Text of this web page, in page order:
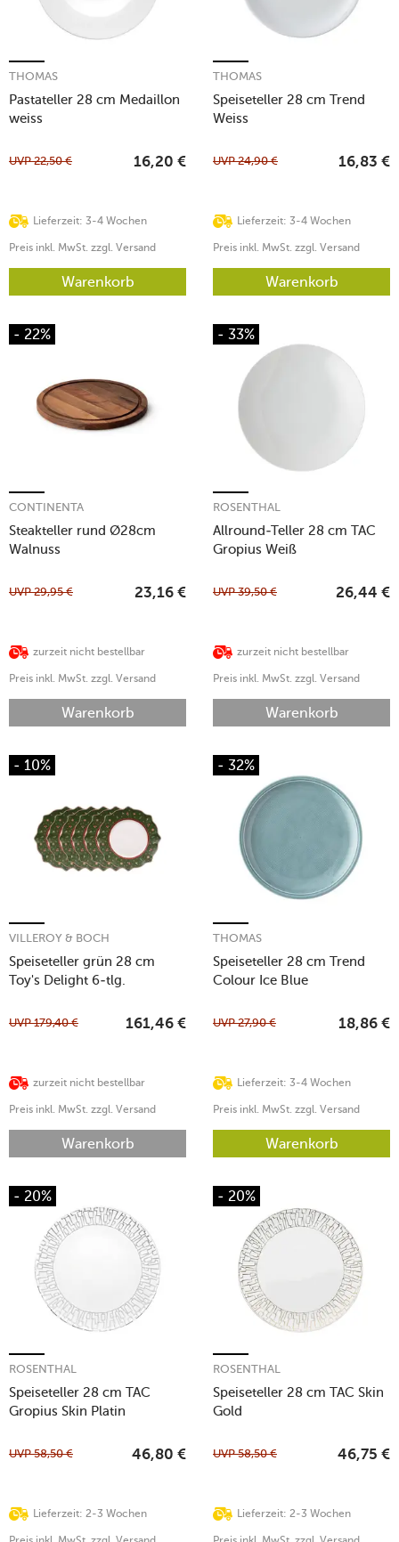
Pastateller 28 cm Medaillon
weiss
THOMAS
Lieferzeit: 3-4 Wochen
UVP22,50 € 16,20 €
Preis inkl. MwSt. zzgl. Versand
Warenkorb
Speiseteller 28 cm Trend
Weiss
THOMAS
Lieferzeit: 3-4 Wochen
UVP24,90 € 16,83 €
Preis inkl. MwSt. zzgl. Versand
Warenkorb
- 22%
Steakteller rund Ø28cm
Walnuss
CONTINENTA
zurzeit nicht bestellbar
UVP29,95 € 23,16 €
Preis inkl. MwSt. zzgl. Versand
Warenkorb
- 33%
Allround-Teller 28 cm TAC
Gropius Weiß
ROSENTHAL
zurzeit nicht bestellbar
UVP39,50 € 26,44 €
Preis inkl. MwSt. zzgl. Versand
Warenkorb
- 10%
Speiseteller grün 28 cm
Toy's Delight 6-tlg.
VILLEROY & BOCH
zurzeit nicht bestellbar
UVP179,40 € 161,46 €
Preis inkl. MwSt. zzgl. Versand
Warenkorb
- 32%
Speiseteller 28 cm Trend
Colour Ice Blue
THOMAS
Lieferzeit: 3-4 Wochen
UVP27,90 € 18,86 €
Preis inkl. MwSt. zzgl. Versand
Warenkorb
- 20%
Speiseteller 28 cm TAC
Gropius Skin Platin
ROSENTHAL
Lieferzeit: 2-3 Wochen
UVP58,50 € 46,80 €
- 20%
Speiseteller 28 cm TAC Skin
Gold
ROSENTHAL
Lieferzeit: 2-3 Wochen
UVP58,50 € 46,75 €